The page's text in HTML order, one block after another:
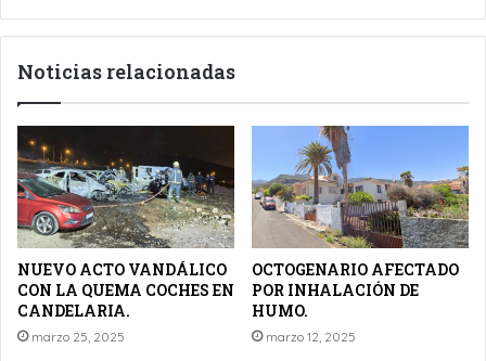
Noticias relacionadas
NUEVO ACTO VANDÁLICO
CON LA QUEMA COCHES EN
CANDELARIA.
marzo 25, 2025
OCTOGENARIO AFECTADO
POR INHALACIÓN DE
HUMO.
marzo 12, 2025